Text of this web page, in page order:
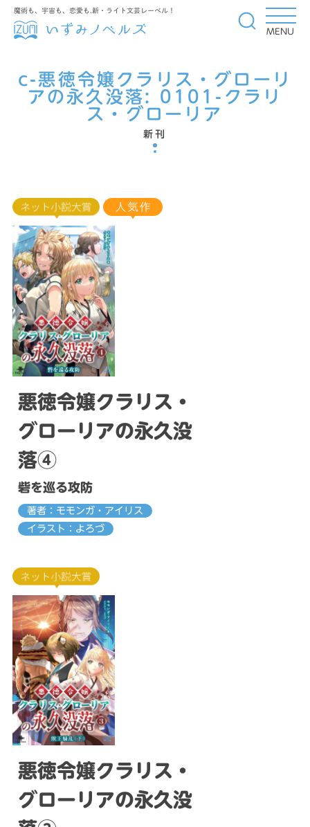
MENU
魔術も、宇宙も、恋愛も.新・ライト文芸レーベル！
c-悪徳令嬢クラリス・グローリ
アの永久没落: 0101-クラリ
ス・グローリア
新刊
悪徳令嬢クラリス・
グローリアの永久没
落④
砦を巡る攻防
著者：モモンガ・アイリス
イラスト：よろづ
悪徳令嬢クラリス・
グローリアの永久没